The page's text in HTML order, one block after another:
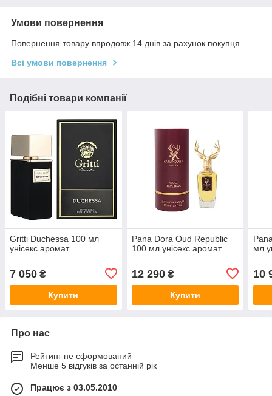
Умови повернення
Повернення товару впродовж 14 днів за рахунок покупця
Всі умови повернення
Подібні товари компанії
Gritti Duchessa 100 мл
унісекс аромат
7 050 ₴
Купити
Pana Dora Oud Republic
100 мл унісекс аромат
12 290₴
Купити
мл
10
Про нас
Рейтинг не сформований
Менше 5 відгуків за останній рік
Працює з 03.05.2010